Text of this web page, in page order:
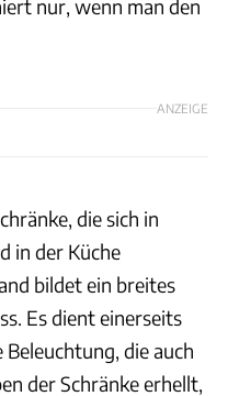
nur, wenn man den
ANZEIGE
die sich in
in der Küche
bildet ein breites
Es dient einerseits
die auch
der Schränke erhellt,